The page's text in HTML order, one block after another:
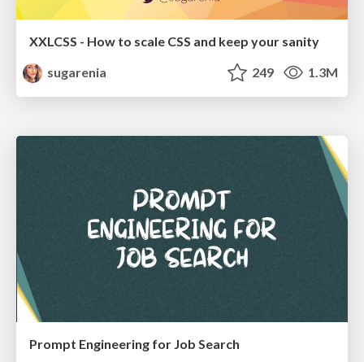
XXLCSS - How to scale CSS and keep your sanity
sugarenia
249 1.3M
Prompt Engineering for Job Search